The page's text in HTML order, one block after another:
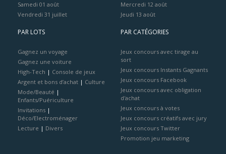
Samedi 01 août
Vendredi 31 juillet
Mercredi 12 août
Jeudi 13 août
PAR LOTS
Gagnez un voyage
Gagnez une voiture
High-Tech | Console de jeux
Argent et bons d’achat | Culture
Mode/Beauté |
Enfants/Puériculture
Invitations |
Déco/Electroménager
Lecture | Divers
PAR CATÉGORIES
Jeux concours avec tirage au
sort
Jeux concours Instants Gagnants
Jeux concours Facebook
Jeux concours avec obligation
d'achat
Jeux concours à votes
Jeux concours créatifs avec jury
Jeux concours Twitter
Promotion jeu marketing